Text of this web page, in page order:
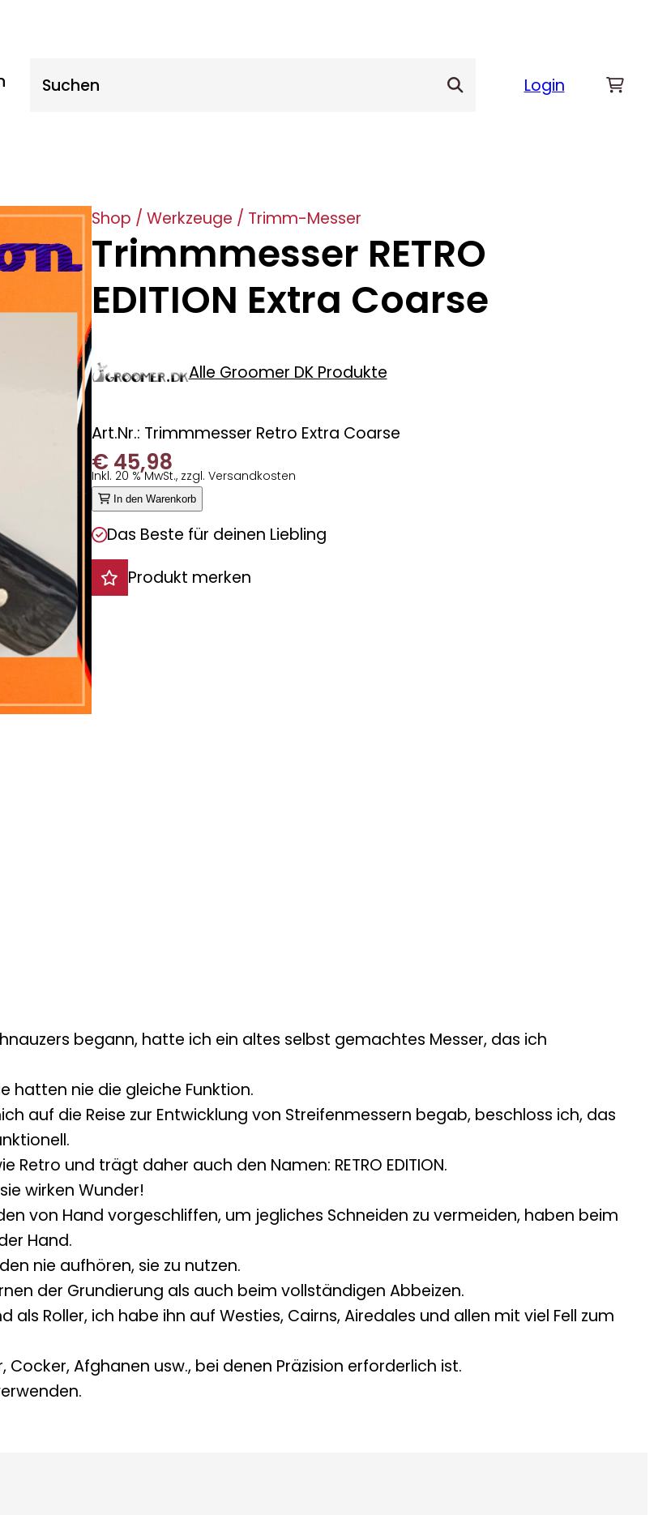
Login
Shop / Werkzeuge / Trimm-Messer
Trimmmesser RETRO
EDITION Extra Coarse
Alle Groomer DK Produkte
Art.Nr.: Trimmmesser Retro Extra Coarse
€ 45,98
Inkl. 20 % MwSt., zzgl. Versandkosten
In den Warenkorb
Das Beste für deinen Liebling
Produkt merken
begann, hatte ich ein altes selbst gemachtes Messer, das ich
hatten nie die gleiche Funktion.
auf die Reise zur Entwicklung von Streifenmessern begab, beschloss ich, das
und trägt daher auch den Namen: RETRO EDITION.
wirken Wunder!
von Hand vorgeschliffen, um jegliches Schneiden zu vermeiden, haben beim
Hand.
nie aufhören, sie zu nutzen.
der Grundierung als auch beim vollständigen Abbeizen.
als Roller, ich habe ihn auf Westies, Cairns, Airedales und allen mit viel Fell zum
Afghanen usw., bei denen Präzision erforderlich ist.